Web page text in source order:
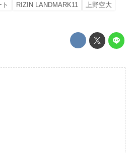
RIZIN LANDMARK11
上野空大